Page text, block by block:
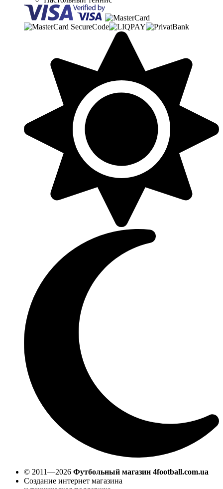
© 2011—2026 Футбольный магазин 4football.com.ua
Создание интернет магазина